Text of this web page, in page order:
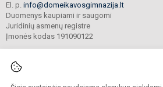
El. p. info@domeikavosgimnazija.lt
Duomenys kaupiami ir saugomi
Juridinių asmenų registre
Įmonės kodas 191090122